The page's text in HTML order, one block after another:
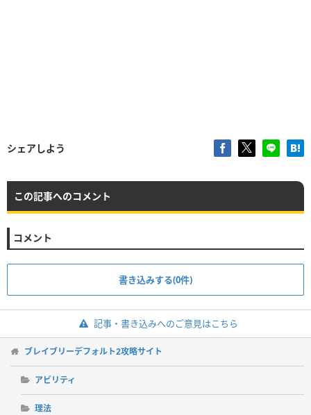
シェアしよう
この記事へのコメント
コメント
書き込みする(0件)
記事・書き込みへのご意見はこちら
ブレイブリーデフォルト2攻略サイト
アビリティ
理法